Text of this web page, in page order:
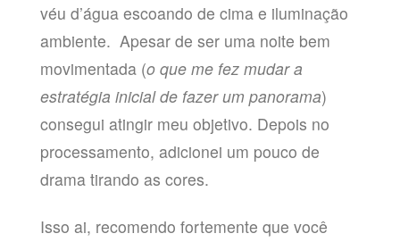
véu d’água escoando de cima e iluminação
ambiente. Apesar de ser uma noite bem
movimentada (o que me fez mudar a
estratégia inicial de fazer um panorama)
consegui atingir meu objetivo. Depois no
processamento, adicionei um pouco de
drama tirando as cores.
Isso ai, recomendo fortemente que você